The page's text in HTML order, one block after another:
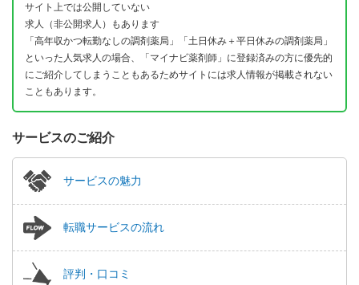
サイト上では公開していない
求人（非公開求人）もあります
「高年収かつ転勤なしの調剤薬局」「土日休み＋平日休みの調剤薬局」
といった人気求人の場合、「マイナビ薬剤師」に登録済みの方に優先的
にご紹介してしまうこともあるためサイトには求人情報が掲載されない
こともあります。
サービスのご紹介
サービスの魅力
転職サービスの流れ
評判・口コミ